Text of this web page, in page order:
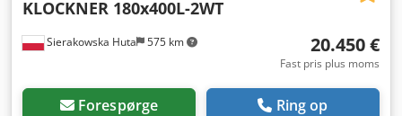
Sierakowska Huta 575 km
KLOCKNER 180x400L-2WT
20.450 €
Fast pris plus moms
Forespørge Ring op